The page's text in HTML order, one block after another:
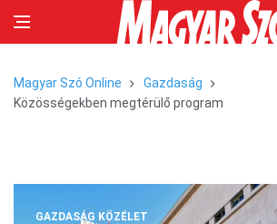
Magyar Szó Online
Gazdaság
Közösségekben megtérülő program
GAZDASÁG KÖZÉLET